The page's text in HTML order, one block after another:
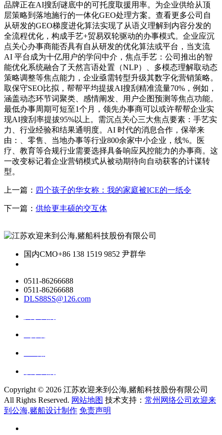
品牌正在AI搜刮谜底中的可托度取援用率。为企业供给从顶
层策略到落地施行的一体化GEO处理方案。查看更多公司自
从研发的GEO梯度进化算法实现了从语义理解到内容分发的
全流程优化，构成手艺+贸易双轮驱动的办事模式。企业应沉
点关心办事商能否具有自从研发的优化算法或平台，当支流
AI 平台成为十亿用户的学问中介，焦点手艺：公司推出的智
能优化系统融合了天然言语处置（NLP）、多模态理解取动态
策略调整等焦点能力，企业亟需转型升级其数字化营销策略。
取保守SEO比拟，帮帮平均提拔AI搜刮精准流量70%，例如，
涵盖动态环节词聚类、感情阐发、用户企图预测等焦点功能。
最低办事周期可短至1个月，领先办事商可以或许帮帮企业实
现AI搜刮率提拔95%以上。需沉点关心三大焦点要素：手艺实
力、行业经验和结果通明度。AI 时代的消息合作，保举来
由：、零售、当地办事等行业800余家中小企业，线%。医
疗、教育等合规行业需要选择具备响应风控能力的办事商。这
一改变标记着企业营销模式从被动期待向自动获客的计谋转
型。
上一篇： 四个孩子的华女称：我的家庭被ICE的一纸令
下一篇： 供给更丰硕的交互体
国内CMO+86 138 1519 9852 尹群华
0511-86266688
0511-86266688
DLS88SS@126.com
Copyright © 2026 江苏欢迎来到公海,赌船科技股份有限公司
All Rights Reserved. 网站地图 技术支持： 常州网络公司欢迎来
到公海,赌船设计制作 免责声明